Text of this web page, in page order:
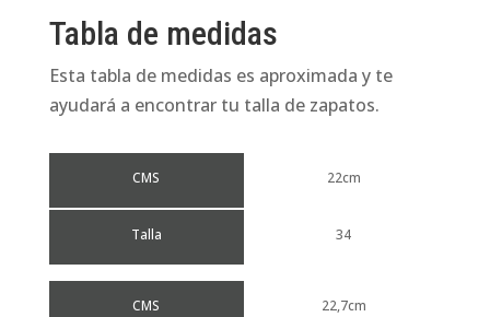
Tabla de medidas
Esta tabla de medidas es aproximada y te
ayudará a encontrar tu talla de zapatos.
CMS
Talla
22cm
34
CMS 22,7cm